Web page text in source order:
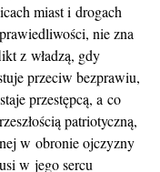
miast i drogach
nie zna
z władzą, gdy
przeciw bezprawiu,
przestępcą, a co
patriotyczną,
w obronie ojczyzny
w jego sercu